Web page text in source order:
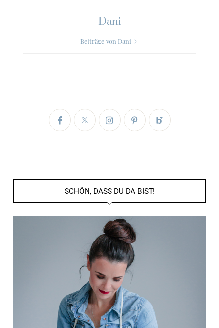
Dani
Beiträge von Dani
SCHÖN, DASS DU DA BIST!